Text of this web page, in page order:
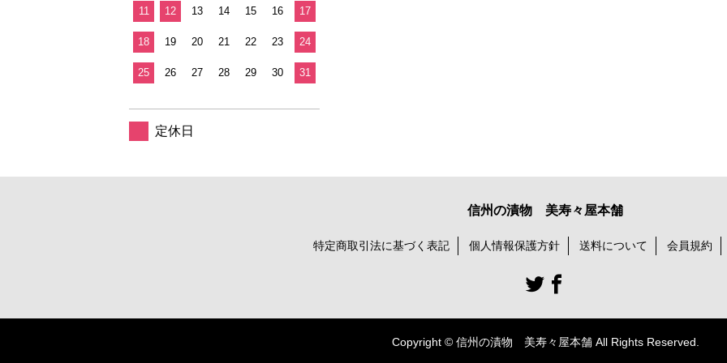
11 12 13 14 15 16 17
18 19 20 21 22 23 24
25 26 27 28 29 30 31
定休日
信州の漬物 美寿々屋本舗
特定商取引法に基づく表記 個人情報保護方針 送料について 会員規約
Copyright © 信州の漬物 美寿々屋本舗 All Rights Reserved.